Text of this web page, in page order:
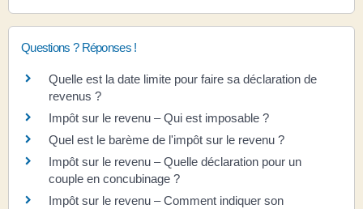
Questions ? Réponses !
Quelle est la date limite pour faire sa déclaration de
revenus ?
Impôt sur le revenu – Qui est imposable ?
Quel est le barème de l'impôt sur le revenu ?
Impôt sur le revenu – Quelle déclaration pour un
couple en concubinage ?
Impôt sur le revenu – Comment indiquer son